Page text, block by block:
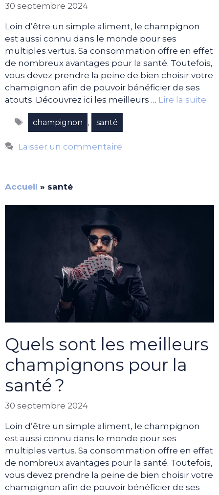
30 septembre 2024
Loin d’être un simple aliment, le champignon
est aussi connu dans le monde pour ses
multiples vertus. Sa consommation offre en effet
de nombreux avantages pour la santé. Toutefois,
vous devez prendre la peine de bien choisir votre
champignon afin de pouvoir bénéficier de ses
atouts. Découvrez ici les meilleurs … Lire la suite
Étiquettes
champignon , santé
Laisser un commentaire
Accueil » santé
Quels sont les meilleurs
champignons pour la
santé ?
30 septembre 2024
Loin d’être un simple aliment, le champignon
est aussi connu dans le monde pour ses
multiples vertus. Sa consommation offre en effet
de nombreux avantages pour la santé. Toutefois,
vous devez prendre la peine de bien choisir votre
champignon afin de pouvoir bénéficier de ses